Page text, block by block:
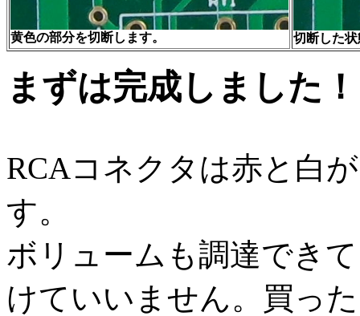
黄色の部分を切断します。 切断した
まずは完成しました！
RCAコネクタは赤と白
す。
ボリュームも調達でき
けていいません。買っ